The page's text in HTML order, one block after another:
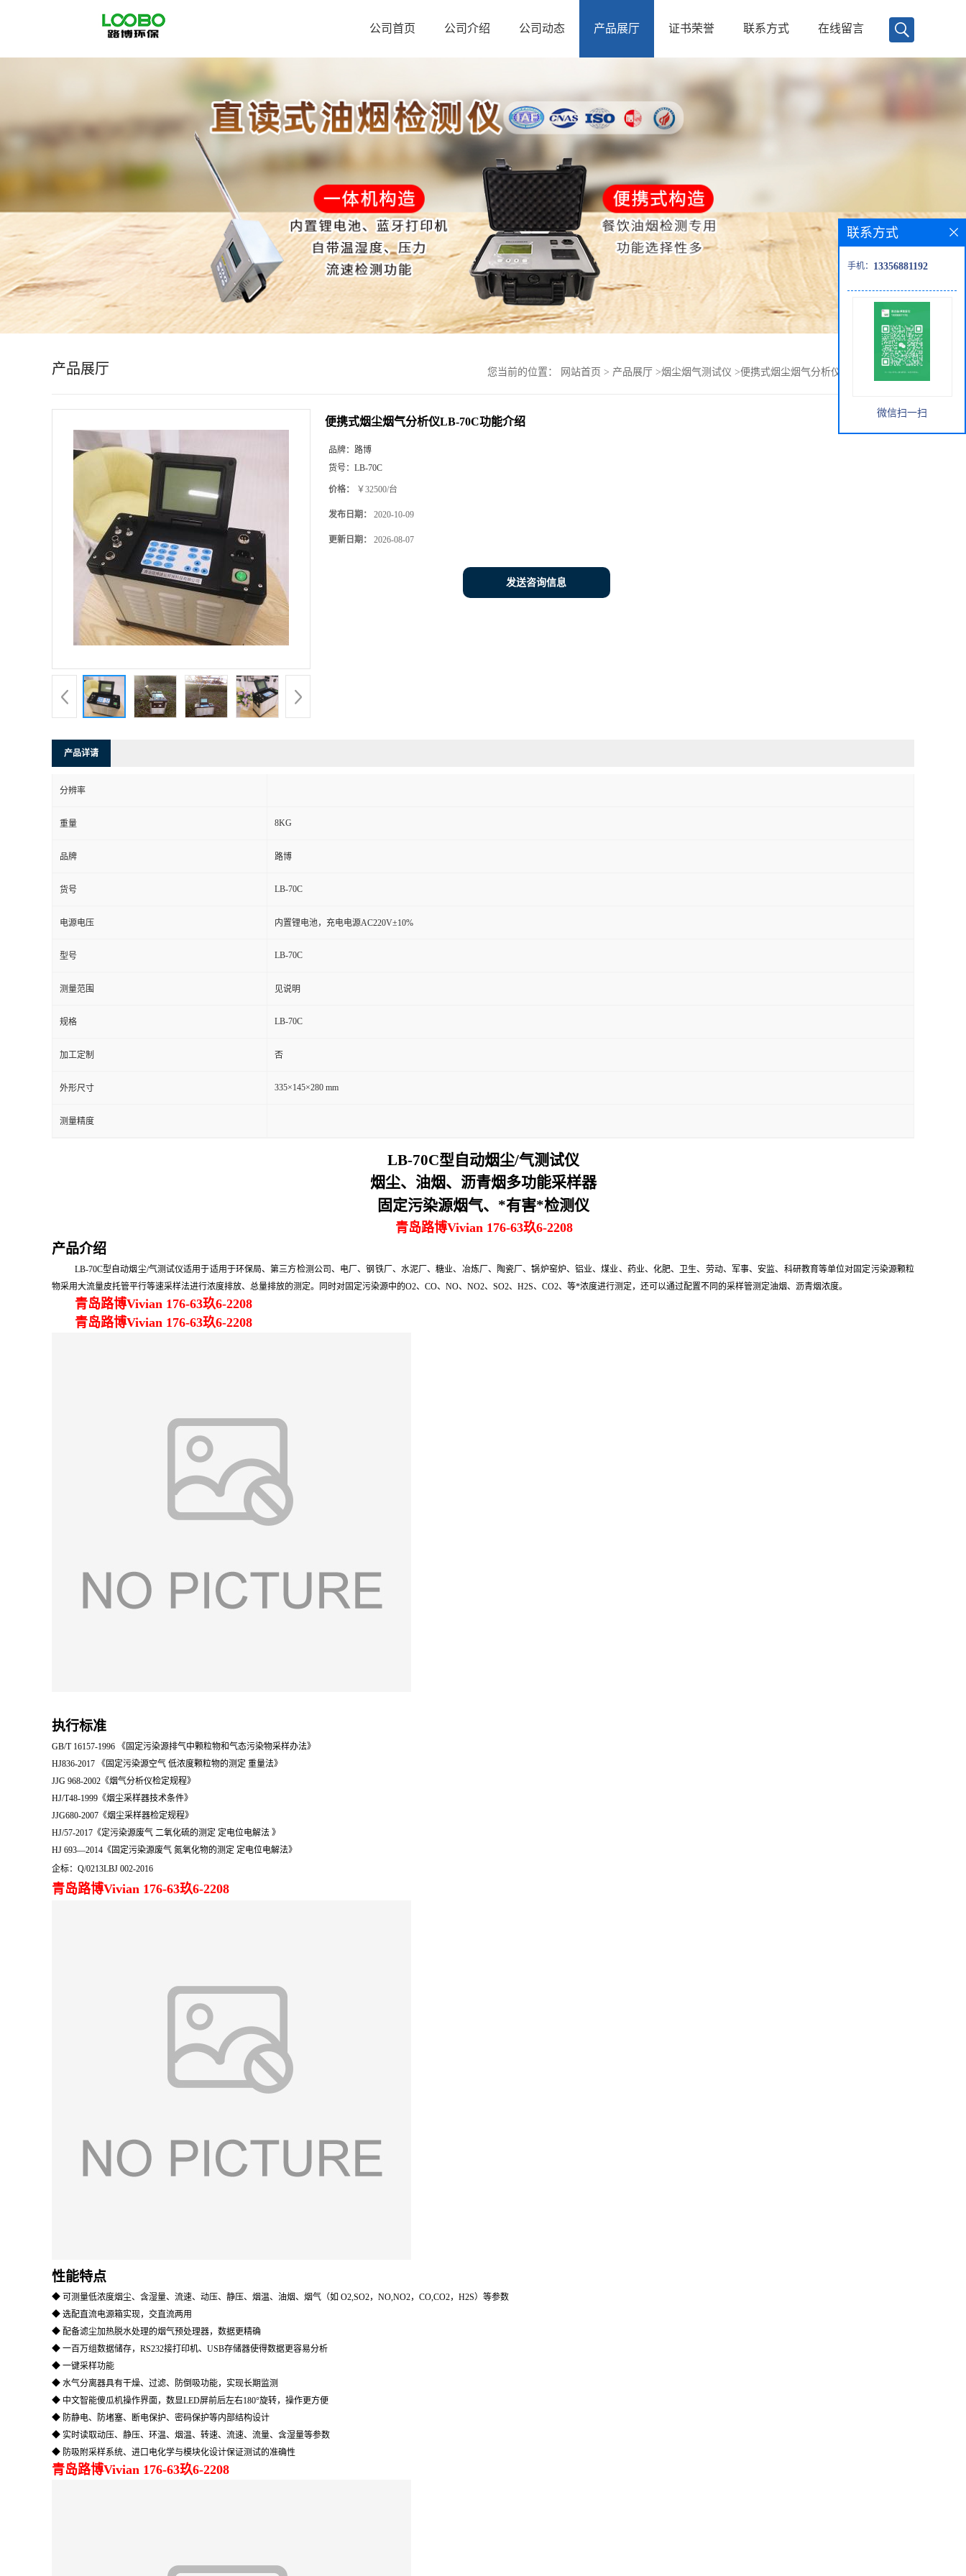
首
介
公司首页 公司介绍 公司动态 产品展厅 证书荣誉 联系方式 在线留言
产品展厅 您当前的位置： 网站首页 > 产品展厅 >烟尘烟气测试仪 >便携式烟尘烟气分析仪LB-70C功能介绍
便携式烟尘烟气分析仪LB-70C功能介绍
品牌： 路博
货号： LB-70C
价格： ￥32500/台
发布日期： 2020-10-09
更新日期： 2026-08-07
发送咨询信息
产品详请
分辨率
重量 8KG
品牌 路博
货号 LB-70C
电源电压 内置锂电池，充电电源AC220V±10%
型号 LB-70C
测量范围 见说明
规格 LB-70C
加工定制 否
外形尺寸 335×145×280 mm
测量精度
LB-70C型自动烟尘/气测试仪
烟尘、油烟、沥青烟多功能采样器
固定污染源烟气、*有害*检测仪
青岛路博Vivian 176-63玖6-2208
产品介绍
LB-70C型自动烟尘/气测试仪适用于适用于环保局、第三方检测公司、电厂、钢铁厂、水泥厂、糖业、冶炼厂、陶瓷厂、锅炉窑炉、铝业、煤业、药业、化肥、卫生、劳动、军事、安监、科研教育等单位对固定污染源颗粒
物采用大流量皮托管平行等速采样法进行浓度排放、总量排放的测定。同时对固定污染源中的O2、CO、NO、NO2、SO2、H2S、CO2、等*浓度进行测定，还可以通过配置不同的采样管测定油烟、沥青烟浓度。
青岛路博Vivian 176-63玖6-2208
青岛路博Vivian 176-63玖6-2208
执行标准
GB/T 16157-1996 《固定污染源排气中颗粒物和气态污染物采样办法》
HJ836-2017 《固定污染源空气 低浓度颗粒物的测定 重量法》
JJG 968-2002《烟气分析仪检定规程》
HJ/T48-1999《烟尘采样器技术条件》
JJG680-2007《烟尘采样器检定规程》
HJ/57-2017《定污染源废气 二氧化硫的测定 定电位电解法 》
HJ 693—2014《固定污染源废气 氮氧化物的测定 定电位电解法》
企标：Q/0213LBJ 002-2016
青岛路博Vivian 176-63玖6-2208
性能特点
◆ 可测量低浓度烟尘、含湿量、流速、动压、静压、烟温、油烟、烟气（如 O2,SO2，NO,NO2，CO,CO2，H2S）等参数
◆ 选配直流电源箱实现，交直流两用
◆ 配备滤尘加热脱水处理的烟气预处理器，数据更精确
◆ 一百万组数据储存，RS232接打印机、USB存储器使得数据更容易分析
◆ 一键采样功能
◆ 水气分离器具有干燥、过滤、防倒吸功能，实现长期监测
◆ 中文智能傻瓜机操作界面，数显LED屏前后左右180°旋转，操作更方便
◆ 防静电、防堵塞、断电保护、密码保护等内部结构设计
◆ 实时读取动压、静压、环温、烟温、转速、流速、流量、含湿量等参数
◆ 防吸附采样系统、进口电化学与模块化设计保证测试的准确性
青岛路博Vivian 176-63玖6-2208
联系方式
手机： 13356881192
微信扫一扫